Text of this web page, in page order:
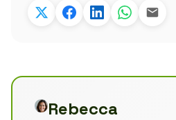
Rebecca